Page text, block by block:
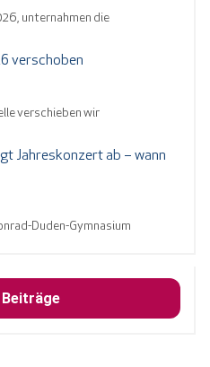
unternahmen die
verschoben
verschieben wir
Jahreskonzert ab – wann
Duden-Gymnasium